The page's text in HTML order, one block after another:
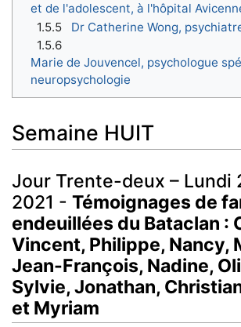
et de l'adolescent, à l'hôpital
1.5.5
Dr Catherine Wong,
1.5.6
Marie de Jouvencel, psychologue
neuropsychologie
Semaine HUIT
Jour Trente-deux – Lundi
2021 - Témoignages de
endeuillées du Bataclan :
Vincent, Philippe, Nancy,
Jean-François, Nadine,
Sylvie, Jonathan,
et Myriam